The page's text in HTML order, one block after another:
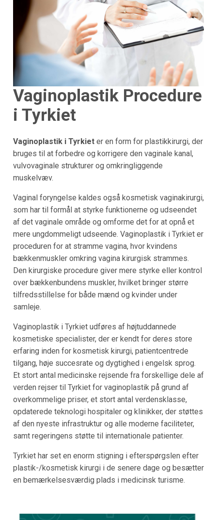
Vaginoplastik Procedure
i Tyrkiet
Vaginoplastik i Tyrkieter en form for plastikkirurgi, der
bruges til at forbedre og korrigere den vaginale kanal,
vulvovaginale strukturer og omkringliggende
muskelvæv.
Vaginal foryngelse kaldes også kosmetisk vaginakirurgi,
som har til formål at styrke funktionerne og udseendet
af det vaginale område og omforme det for at opnå et
mere ungdommeligt udseende. Vaginoplastik i Tyrkiet er
proceduren for at stramme vagina, hvor kvindens
bækkenmuskler omkring vagina kirurgisk strammes.
Den kirurgiske procedure giver mere styrke eller kontrol
over bækkenbundens muskler, hvilket bringer større
tilfredsstillelse for både mænd og kvinder under
samleje.
Vaginoplastik i Tyrkiet udføres af højtuddannede
kosmetiske specialister, der er kendt for deres store
erfaring inden for kosmetisk kirurgi, patientcentrede
tilgang, høje succesrate og dygtighed i engelsk sprog.
Et stort antal medicinske rejsende fra forskellige dele af
verden rejser til Tyrkiet for vaginoplastik på grund af
overkommelige priser, et stort antal verdensklasse,
opdaterede teknologi hospitaler og klinikker, der støttes
af den nyeste infrastruktur og alle moderne faciliteter,
samt regeringens støtte til internationale patienter.
Tyrkiet har set en enorm stigning i efterspørgslen efter
plastik-/kosmetisk kirurgi i de senere dage og besætter
en bemærkelsesværdig plads i medicinsk turisme.